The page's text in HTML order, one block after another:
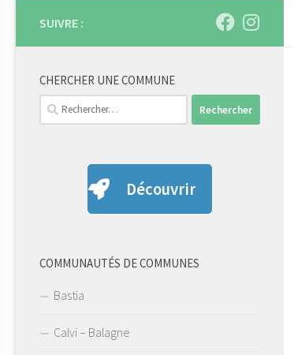
SUIVRE :
CHERCHER UNE COMMUNE
Rechercher :
Découvrir
COMMUNAUTÉS DE COMMUNES
Bastia
Calvi – Balagne